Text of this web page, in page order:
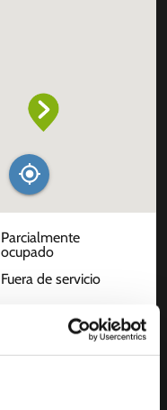
Parcialmente
ocupado
Fuera de servicio